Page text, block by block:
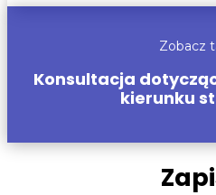
Zobacz
Konsultacja
kierunku